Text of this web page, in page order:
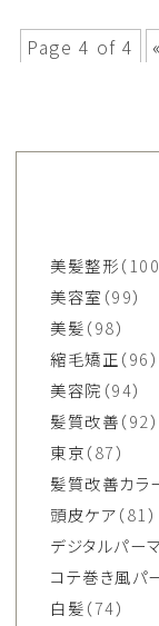
Page 4 of 4 «
美髪整形（100
美容室 （99）
美髪（98）
縮毛矯正（96）
美容院 （94）
髪質改善（92）
東京（87）
髪質改善カラ
頭皮ケア（81）
デジタルパーマ
コテ巻き風パ
白髪（74）